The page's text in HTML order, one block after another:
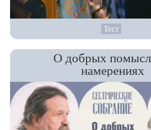
Тест
О добрых
намерениях